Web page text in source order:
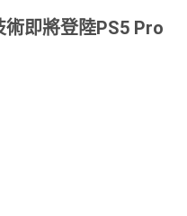
術即將登陸PS5 Pro